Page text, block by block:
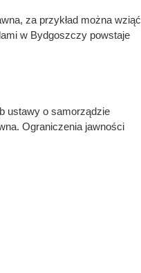
za przykład można wziąć
w Bydgoszczy powstaje
ustawy o samorządzie
Ograniczenia jawności